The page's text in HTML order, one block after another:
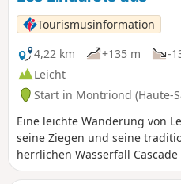
Almen wechseln sich zu
Freude ab und bieten einen
Blick auf die Berge, die die
Châtel und La Chapelle-
umgeben, bevor wir am Fuße
de Grange (2432 m) und
Felsbändern vorbeikommen. Sie
befinden sich in einem
Naturschutzgebiet! Beachten
Vorschriften in den
Tourismusinformation
4,22 km
+135 m -
Leicht
Start in Montriond (Haute-
Eine leichte Wanderung von
seine Ziegen und seine
herrlichen Wasserfall
schlängelt sich durch den